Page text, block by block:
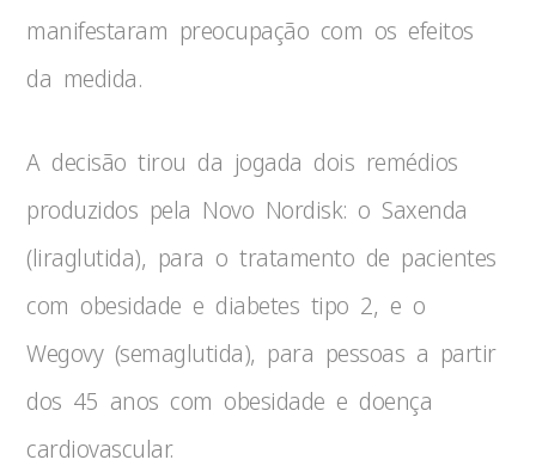
manifestaram preocupação com os efeitos
da medida.
A decisão tirou da jogada dois remédios
produzidos pela Novo Nordisk: o Saxenda
(liraglutida), para o tratamento de pacientes
com obesidade e diabetes tipo 2, e o
Wegovy (semaglutida), para pessoas a partir
dos 45 anos com obesidade e doença
cardiovascular.